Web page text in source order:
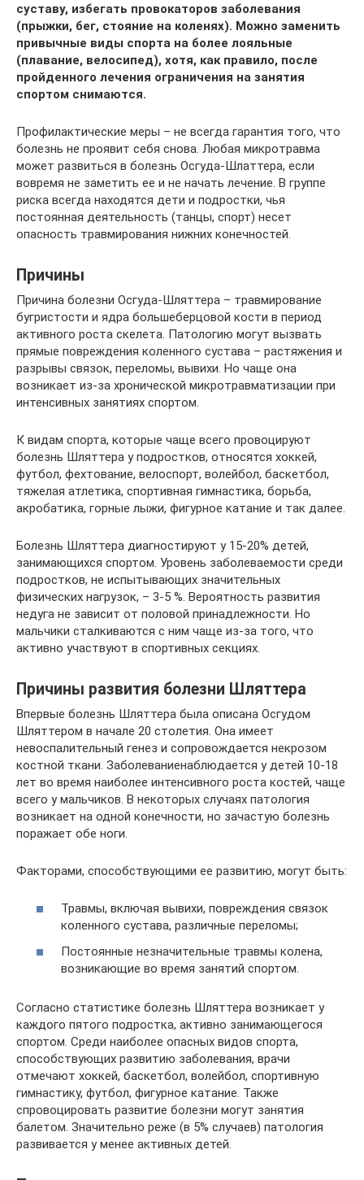
суставу, избегать провокаторов заболевания
(прыжки, бег, стояние на коленях). Можно заменить
привычные виды спорта на более лояльные
(плавание, велосипед), хотя, как правило, после
пройденного лечения ограничения на занятия
спортом снимаются.
Профилактические меры – не всегда гарантия того, что
болезнь не проявит себя снова. Любая микротравма
может развиться в болезнь Осгуда-Шлаттера, если
вовремя не заметить ее и не начать лечение. В группе
риска всегда находятся дети и подростки, чья
постоянная деятельность (танцы, спорт) несет
опасность травмирования нижних конечностей.
Причины
Причина болезни Осгуда-Шляттера – травмирование
бугристости и ядра большеберцовой кости в период
активного роста скелета. Патологию могут вызвать
прямые повреждения коленного сустава – растяжения и
разрывы связок, переломы, вывихи. Но чаще она
возникает из-за хронической микротравматизации при
интенсивных занятиях спортом.
К видам спорта, которые чаще всего провоцируют
болезнь Шляттера у подростков, относятся хоккей,
футбол, фехтование, велоспорт, волейбол, баскетбол,
тяжелая атлетика, спортивная гимнастика, борьба,
акробатика, горные лыжи, фигурное катание и так далее.
Болезнь Шляттера диагностируют у 15-20% детей,
занимающихся спортом. Уровень заболеваемости среди
подростков, не испытывающих значительных
физических нагрузок, – 3-5 %. Вероятность развития
недуга не зависит от половой принадлежности. Но
мальчики сталкиваются с ним чаще из-за того, что
активно участвуют в спортивных секциях.
Причины развития болезни Шляттера
Впервые болезнь Шляттера была описана Осгудом
Шляттером в начале 20 столетия. Она имеет
невоспалительный генез и сопровождается некрозом
костной ткани. Заболеваниенаблюдается у детей 10-18
лет во время наиболее интенсивного роста костей, чаще
всего у мальчиков. В некоторых случаях патология
возникает на одной конечности, но зачастую болезнь
поражает обе ноги.
Факторами, способствующими ее развитию, могут быть:
Травмы, включая вывихи, повреждения связок
коленного сустава, различные переломы;
Постоянные незначительные травмы колена,
возникающие во время занятий спортом.
Согласно статистике болезнь Шляттера возникает у
каждого пятого подростка, активно занимающегося
спортом. Среди наиболее опасных видов спорта,
способствующих развитию заболевания, врачи
отмечают хоккей, баскетбол, волейбол, спортивную
гимнастику, футбол, фигурное катание. Также
спровоцировать развитие болезни могут занятия
балетом. Значительно реже (в 5% случаев) патология
развивается у менее активных детей.